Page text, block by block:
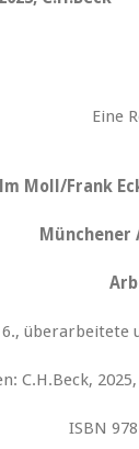
Eine
Moll/Frank
Münchener
6., überarbeitete
C.H.Beck,
ISBN